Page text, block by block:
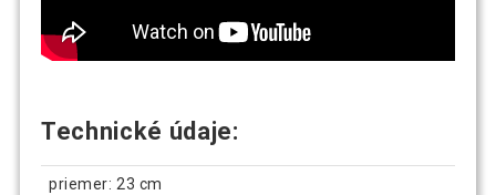
Technické údaje:
priemer: 23 cm